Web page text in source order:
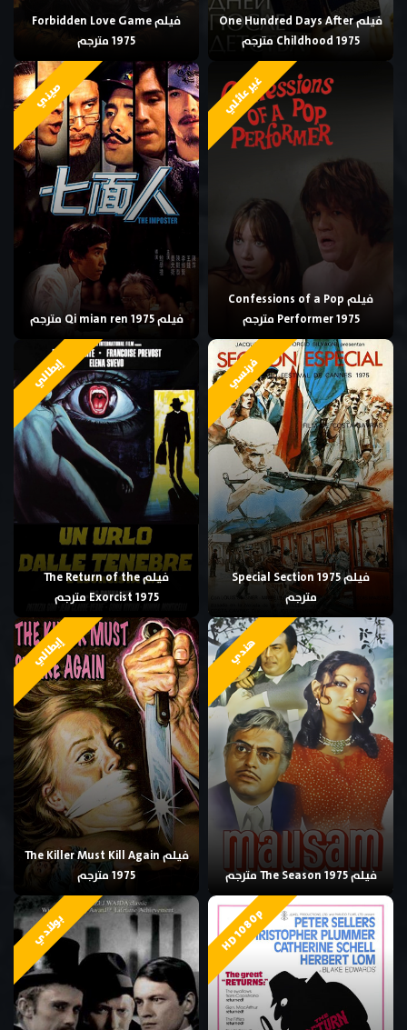
فيلم One Hundred Days After
Childhood 1975 مترجم
فيلم Forbidden Love Game
1975 مترجم
غير عائلي
فيلم Confessions of a Pop
Performer 1975 مترجم
صيني
فيلم Qi mian ren 1975 مترجم
فرنسي
فيلم Special Section 1975
مترجم
إيطالي
فيلم The Return of the
Exorcist 1975 مترجم
هندي
فيلم The Season 1975 مترجم
إيطالي
فيلم The Killer Must Kill Again
1975 مترجم
HD 1080p بولندي